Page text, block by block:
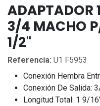
ADAPTADOR
3/4 MACHO
1/2"
Referencia: U1 F5953
Conexión Hembra
Conexión De Salida:
Longitud Total: 1 9/